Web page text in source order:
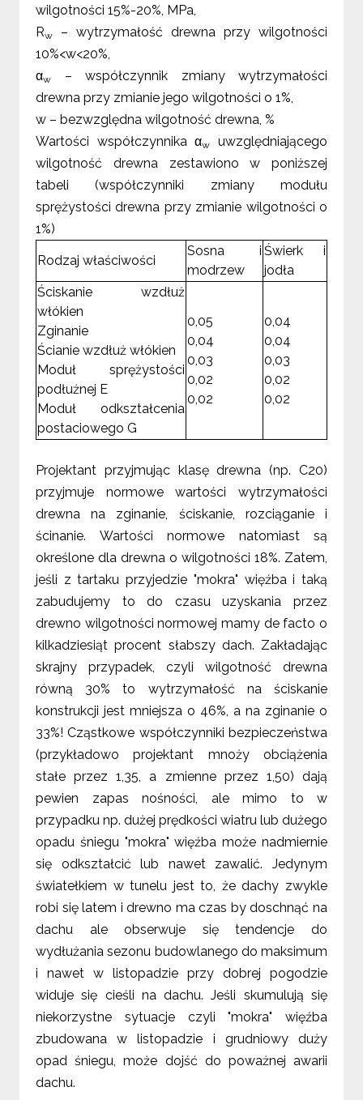
wilgotności 15%-20%, MPa,
Rw
– wytrzymałość drewna przy wilgotności
10%<w<20%,
αw
– współczynnik zmiany wytrzymałości
drewna przy zmianie jego wilgotności o 1%,
w – bezwzględna wilgotność drewna, %
Wartości współczynnika αw
uwzględniającego
wilgotność drewna zestawiono w poniższej
tabeli (współczynniki zmiany modułu
sprężystości drewna przy zmianie wilgotności o
1%)
Rodzaj właściwości
Sosna i
modrzew
Świerk i
jodła
Ściskanie wzdłuż
włókien
Zginanie
Ścianie wzdłuż włókien
Moduł sprężystości
podłużnej E
Moduł odkształcenia
postaciowego G
0,05
0,04
0,03
0,02
0,02
0,04
0,04
0,03
0,02
0,02
Projektant przyjmując klasę drewna (np. C20)
przyjmuje normowe wartości wytrzymałości
drewna na zginanie, ściskanie, rozciąganie i
ścinanie. Wartości normowe natomiast są
określone dla drewna o wilgotności 18%. Zatem,
jeśli z tartaku przyjedzie "mokra" więźba i taką
zabudujemy to do czasu uzyskania przez
drewno wilgotności normowej mamy de facto o
kilkadziesiąt procent słabszy dach. Zakładając
skrajny przypadek, czyli wilgotność drewna
równą 30% to wytrzymałość na ściskanie
konstrukcji jest mniejsza o 46%, a na zginanie o
33%! Cząstkowe współczynniki bezpieczeństwa
(przykładowo projektant mnoży obciążenia
stałe przez 1,35, a zmienne przez 1,50) dają
pewien zapas nośności, ale mimo to w
przypadku np. dużej prędkości wiatru lub dużego
opadu śniegu "mokra" więźba może nadmiernie
się odkształcić lub nawet zawalić. Jedynym
światełkiem w tunelu jest to, że dachy zwykle
robi się latem i drewno ma czas by doschnąć na
dachu ale obserwuje się tendencje do
wydłużania sezonu budowlanego do maksimum
i nawet w listopadzie przy dobrej pogodzie
widuje się cieśli na dachu. Jeśli skumulują się
niekorzystne sytuacje czyli "mokra" więźba
zbudowana w listopadzie i grudniowy duży
opad śniegu, może dojść do poważnej awarii
dachu.